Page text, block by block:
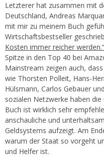
Letzterer hat zusammen mit
Deutschland, Andreas
mit mir zu meinem Buch
Wirtschaftsbestseller
Kosten immer reicher werden.“
Spitze in den Top 40 bei
Mainstream zeigen auch,
wie Thorsten Polleit, Hans-
Hülsmann, Carlos Gebauer
sozialen Netzwerke haben
Buch ist wirklich sehr
anschauliche und
Geldsystems aufzeigt. Am
warum der Staat so vorgeht
und Helfer ist.